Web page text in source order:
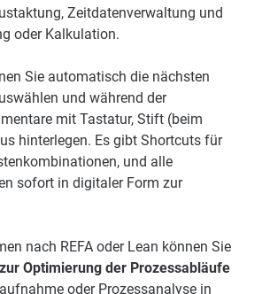
Zeitdaten­verwaltung und
oder Kalkulation.
Sie automatisch die nächsten
und während der
mit Tastatur, Stift (beim
hinterlegen. Es gibt Shortcuts für
und alle
sofort in digitaler Form zur
nach REFA oder Lean können Sie
Optimierung der Prozessabläufe
oder Prozessanalyse in